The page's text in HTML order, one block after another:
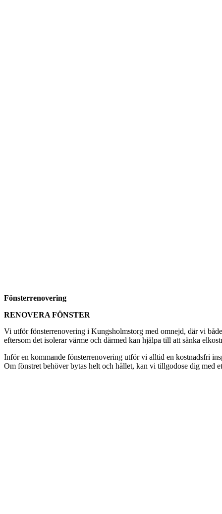
Fönsterrenovering
RENOVERA FÖNSTER
Vi utför fönsterrenovering i Kungsholmstorg med omnejd, där vi
eftersom det isolerar värme och därmed kan hjälpa till att sänka
Inför en kommande fönsterrenovering utför vi alltid en kostnadsfri
Om fönstret behöver bytas helt och hållet, kan vi tillgodose dig med